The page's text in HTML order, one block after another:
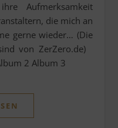
Aufmerksamkeit
die mich an
gerne wieder… (Die
von ZerZero.de)
2 Album 3